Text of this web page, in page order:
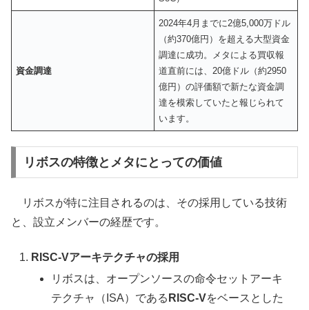
資金調達
2024年4月までに2億5,000万ドル
（約370億円）を超える大型資金
調達に成功。メタによる買収報
道直前には、20億ドル（約2950
億円）の評価額で新たな資金調
達を模索していたと報じられて
います。
リボスの特徴とメタにとっての価値
リボスが特に注目されるのは、その採用している技術
と、設立メンバーの経歴です。
RISC-Vアーキテクチャの採用
リボスは、オープンソースの命令セットアーキ
テクチャ（ISA）である RISC-Vをベースとした